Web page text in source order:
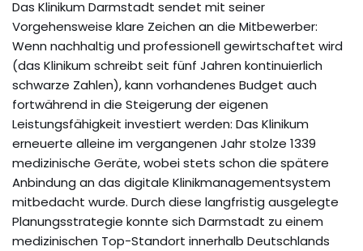
Das Klinikum Darmstadt sendet mit seiner
Vorgehensweise klare Zeichen an die Mitbewerber:
Wenn nachhaltig und professionell gewirtschaftet wird
(das Klinikum schreibt seit fünf Jahren kontinuierlich
schwarze Zahlen), kann vorhandenes Budget auch
fortwährend in die Steigerung der eigenen
Leistungsfähigkeit investiert werden: Das Klinikum
erneuerte alleine im vergangenen Jahr stolze 1339
medizinische Geräte, wobei stets schon die spätere
Anbindung an das digitale Klinikmanagementsystem
mitbedacht wurde. Durch diese langfristig ausgelegte
Planungsstrategie konnte sich Darmstadt zu einem
medizinischen Top-Standort innerhalb Deutschlands